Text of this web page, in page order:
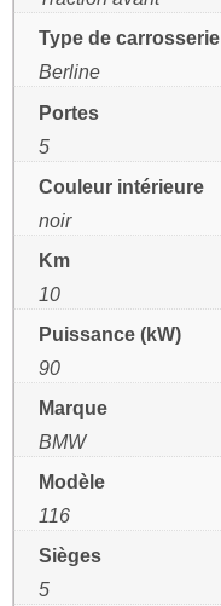
Type de carrosserie
Berline
Portes
5
Couleur intérieure
noir
Km
10
Puissance (kW)
90
Marque
BMW
Modèle
116
Sièges
5